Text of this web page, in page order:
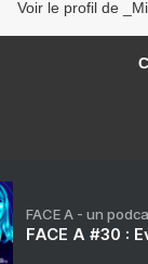
Voir le profil de
FACE A - un
FACE A #30 :